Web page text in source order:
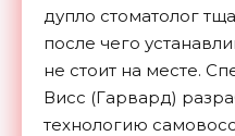
дупло стоматолог
после чего
не стоит на месте.
Висс (Гарвард)
технологию